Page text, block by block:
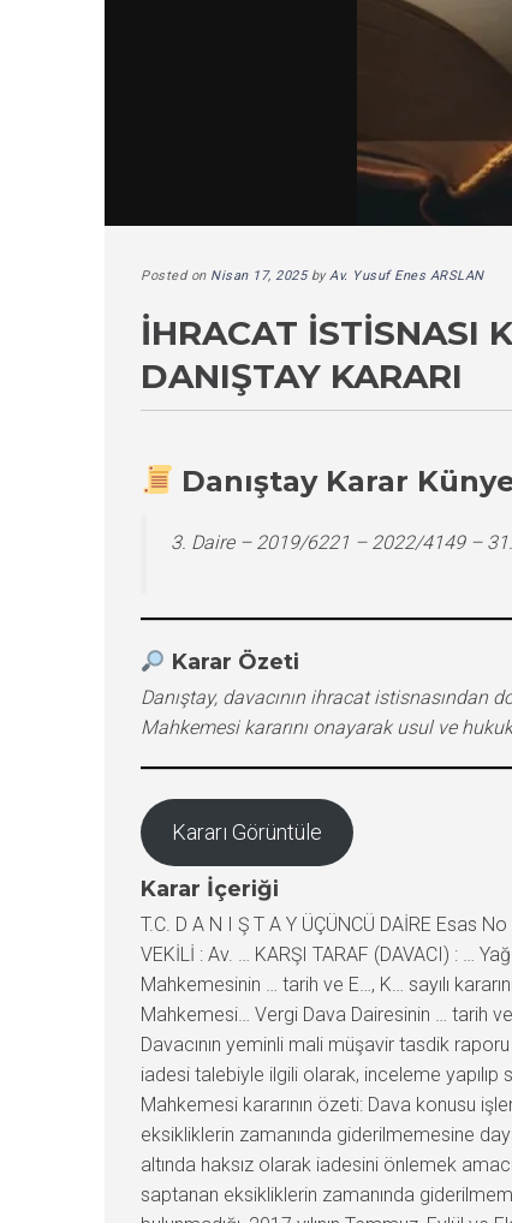
Posted on Nisan 17, 2025byAv. Yusuf Enes ARSLAN
İHRACAT İSTISNASI
DANIŞTAY KARARI
Danıştay Karar
3. Daire – 2019/6221 – 2022/4149 –
Karar Özeti
Danıştay, davacının ihracat
Mahkemesi kararını onayarak usul ve
Kararı Görüntüle
Karar İçeriği
T.C. D A N I Ş T A Y ÜÇÜNCÜ DAİRE Esas
VEKİLİ : Av. … KARŞI TARAF (DAVACI) : …
Mahkemesinin … tarih ve E…, K… sayılı
Mahkemesi… Vergi Dava Dairesinin … tarih
Davacının yeminli mali müşavir tasdik
iadesi talebiyle ilgili olarak, inceleme
Mahkemesi kararının özeti: Dava konusu
eksikliklerin zamanında giderilmemesine
altında haksız olarak iadesini önlemek
saptanan eksikliklerin zamanında